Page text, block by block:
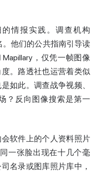
情报实践。调查机构
。他们的公共指南引导读
Mapillary，仅凭一帧图像
。路透社也运营着类似
如此。调查战争视频、
？反向图像搜索是第一
软件上的个人资料照片
一张脸出现在十几个毫
名录或图库照片库中，